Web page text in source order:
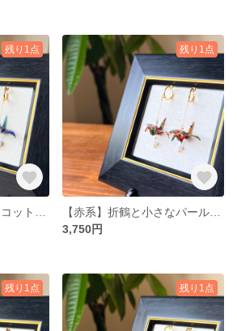
残り1点 残り1点
3,750円
残り1点 残り1点